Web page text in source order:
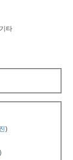
타
)
)